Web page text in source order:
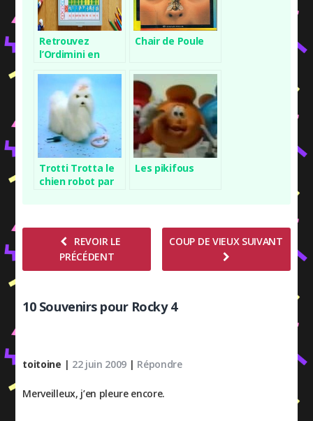
Retrouvez
l’Ordimini en
Chair de Poule
Trotti Trotta le
chien robot par
Les pikifous
REVOIR LE
PRÉCÉDENT
COUP DE VIEUX SUIVANT
10 Souvenirs pour Rocky 4
toitoine | 22 juin 2009 | Répondre
Merveilleux, j’en pleure encore.